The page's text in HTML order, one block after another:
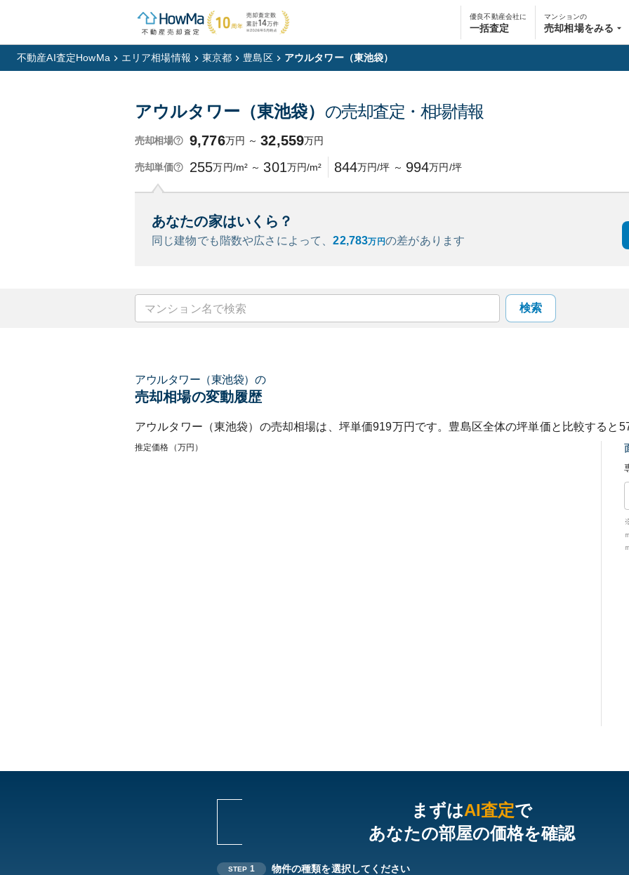
優良不動産会社に
一括査定
マンションの
売却相場をみる
不動産AI査定HowMa エリア相場情報 東京都 豊島区 アウルタワー（東池袋）
アウルタワー（東池袋） の売却査定・相場情報
売却相場 9,776万円 ～ 32,559万円
売却単価 255万円/m² ～ 301万円/m² 844万円/坪 ～ 994万円/坪
あなたの家はいくら？
同じ建物でも階数や広さによって、22,783万円の差があります
検索
アウルタワー（東池袋） の
売却相場の変動履歴
アウルタワー（東池袋） の売却相場は、坪単価919万円です。 豊島区全体の坪単価と比較すると
推定価格（万円）
まずはAI査定で
あなたの部屋の価格を確認
STEP 1 物件の種類を選択してください